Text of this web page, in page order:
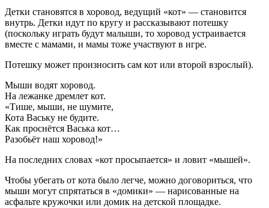
Детки становятся в хоровод, ведущий «кот» — становится
внутрь. Детки идут по кругу и рассказывают потешку
(поскольку играть будут малыши, то хоровод устраивается
вместе с мамами, и мамы тоже участвуют в игре.
Потешку может произносить сам кот или второй взрослый).
Мыши водят хоровод.
На лежанке дремлет кот.
«Тише, мыши, не шумите,
Кота Ваську не будите.
Как проснётся Васька кот…
Разобьёт наш хоровод!»
На последних словах «кот просыпается» и ловит «мышей».
Чтобы убегать от кота было легче, можно договориться, что
мыши могут спрятаться в «домики» — нарисованные на
асфальте кружочки или домик на детской площадке.